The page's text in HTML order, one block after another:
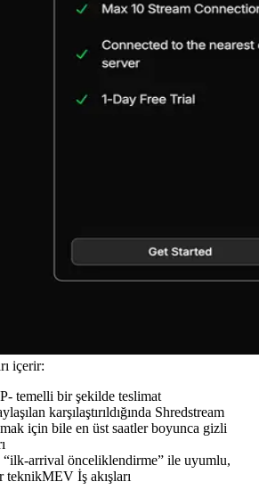
içerir:
temelli bir şekilde teslimat
karşılaştırıldığında Shredstream
için bile en üst saatler boyunca gizli
“ilk-arrival önceliklendirme” ile uyumlu,
teknikMEV İş akışları